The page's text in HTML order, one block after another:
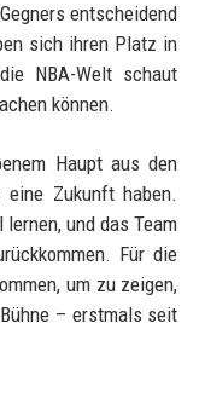
entscheidend
sich ihren Platz in
NBA-Welt schaut
können.
Haupt aus den
Zukunft haben.
und das Team
Für die
um zu zeigen,
– erstmals seit